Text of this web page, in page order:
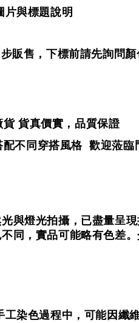
片與標題說明
販售，下標前請先詢問顏
貨 貨真價實，品質保證
不同穿搭風格 歡迎蒞臨
與燈光拍攝， 已盡量呈
同，實品可能略有色差。
工染色過程中，可能因纖